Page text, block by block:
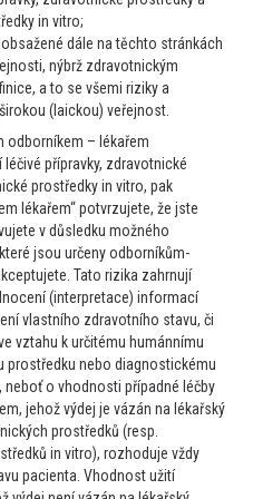
dg. anémie
negativní - NAT i PAT.
spokojen
(po úraze) byla nyní v
in vitro;
dále na těchto stránkách
nýbrž zdravotnickým
a to se všemi riziky a
(laickou) veřejnost.
odborníkem – lékařem
přípravky, zdravotnické
prostředky in vitro, pak
lékařem“ potvrzujete, že jste
v důsledku možného
jsou určeny odborníkům-
Tato rizika zahrnují
(interpretace) informací
vlastního zdravotního stavu, či
vztahu k určitému humánnímu
prostředku nebo diagnostickému
o vhodnosti případné léčby
jehož výdej je vázán na lékařský
prostředků (resp.
in vitro), rozhoduje vždy
pacienta. Vhodnost užití